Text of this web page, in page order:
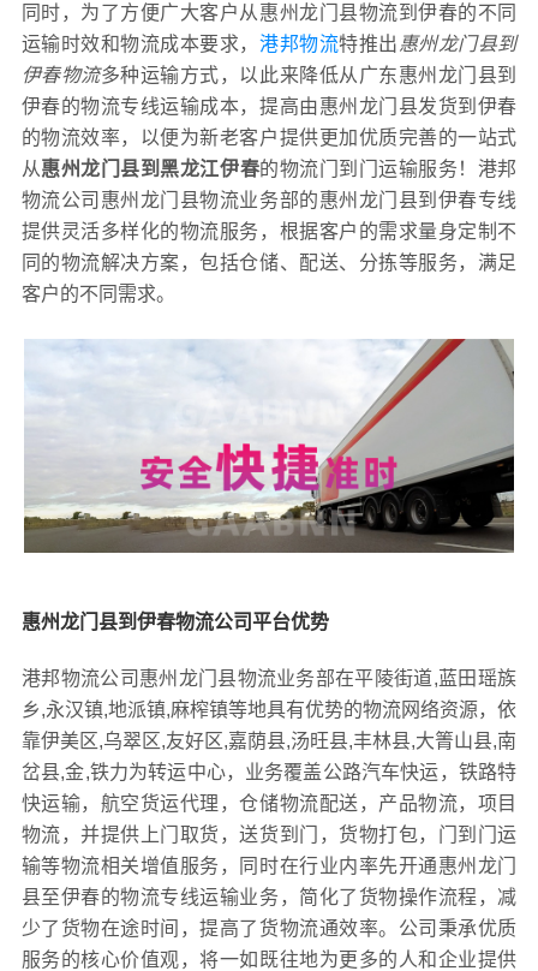
同时，为了方便广大客户从惠州龙门县物流到伊春的不同
运输时效和物流成本要求， 港邦物流特推出 惠州龙门县到
伊春物流多种运输方式，以此来降低从广东惠州龙门县到
伊春的物流专线运输成本，提高由惠州龙门县发货到伊春
的物流效率，以便为新老客户提供更加优质完善的一站式
从惠州龙门县到黑龙江伊春的物流门到门运输服务！港邦
物流公司惠州龙门县物流业务部的惠州龙门县到伊春专线
提供灵活多样化的物流服务，根据客户的需求量身定制不
同的物流解决方案，包括仓储、配送、分拣等服务，满足
客户的不同需求。
惠州龙门县到伊春物流公司平台优势
港邦物流公司惠州龙门县物流业务部在平陵街道,蓝田瑶族
乡,永汉镇,地派镇,麻榨镇等地具有优势的物流网络资源，依
靠伊美区,乌翠区,友好区,嘉荫县,汤旺县,丰林县,大箐山县,南
岔县,金,铁力为转运中心，业务覆盖公路汽车快运，铁路特
快运输，航空货运代理，仓储物流配送，产品物流，项目
物流，并提供上门取货，送货到门，货物打包，门到门运
输等物流相关增值服务，同时在行业内率先开通惠州龙门
县至伊春的物流专线运输业务，简化了货物操作流程，减
少了货物在途时间，提高了货物流通效率。公司秉承优质
服务的核心价值观，将一如既往地为更多的人和企业提供